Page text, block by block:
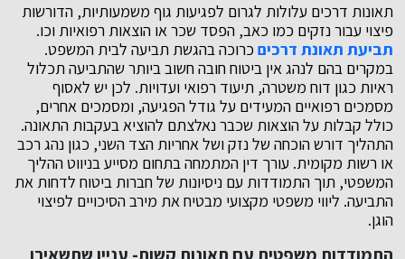
תאונות דרכים עלולות לגרום לפגיעות גוף משמעותיות, הדורשות
פיצוי עבור נזקים כמו כאב, הפסד שכר או הוצאות רפואיות וכו.
תביעת תאונת דרכיםכרוכה בהגשת תביעה לבית המשפט.
במקרים בהם לנהג אין ביטוח חובה חשוב ביותר שהתביעה תכלול
ראיות כגון דוח משטרה, תיעוד רפואי ועדויות. לכן יש לאסוף
מסמכים רפואיים המעידים על גודל הפגיעה, ומסמכים אחרים,
כולל קבלות על הוצאות שכבר נאלצתם להוציא בעקבות התאונה.
התהליך דורש הוכחה של נזק ושל אחריות הצד השני, כגון נהג רכב
או רשות מקומית. עורך דין המתמחה בתחום מסייע בניווט ההליך
המשפטי, תוך התמודדות עם ניסיונות של חברות ביטוח לדחות את
התביעה. ליווי משפטי מקצועי מבטיח את מירב הסיכויים לפיצוי
הוגן.